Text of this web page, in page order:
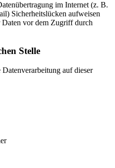
im Internet (z. B.
Sicherheitslücken aufweisen
vor dem Zugriff durch
Stelle
auf dieser